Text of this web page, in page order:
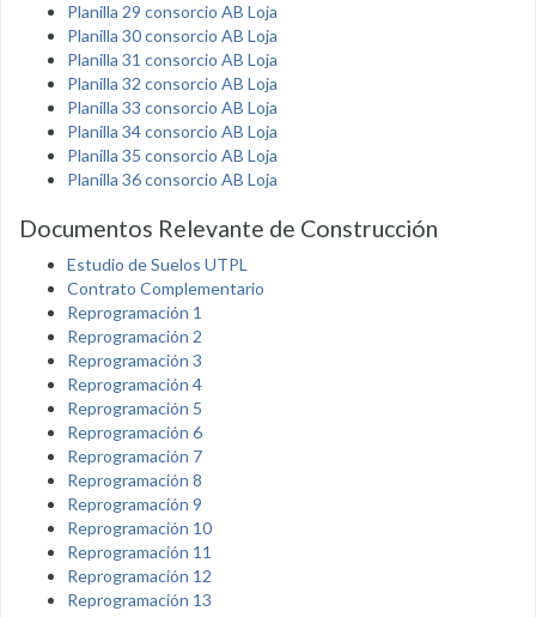
Planilla 29 consorcio AB Loja
Planilla 30 consorcio AB Loja
Planilla 31 consorcio AB Loja
Planilla 32 consorcio AB Loja
Planilla 33 consorcio AB Loja
Planilla 34 consorcio AB Loja
Planilla 35 consorcio AB Loja
Planilla 36 consorcio AB Loja
Documentos Relevante de Construcción
Estudio de Suelos UTPL
Contrato Complementario
Reprogramación 1
Reprogramación 2
Reprogramación 3
Reprogramación 4
Reprogramación 5
Reprogramación 6
Reprogramación 7
Reprogramación 8
Reprogramación 9
Reprogramación 10
Reprogramación 11
Reprogramación 12
Reprogramación 13